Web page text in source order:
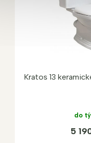
Kratos 13
do
5